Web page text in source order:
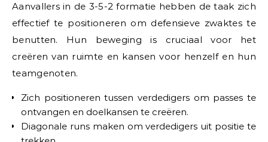
Aanvallers in de 3-5-2 formatie hebben de taak zich
effectief te positioneren om defensieve zwaktes te
benutten. Hun beweging is cruciaal voor het
creëren van ruimte en kansen voor henzelf en hun
teamgenoten.
Zich positioneren tussen verdedigers om passes te
ontvangen en doelkansen te creëren.
Diagonale runs maken om verdedigers uit positie te